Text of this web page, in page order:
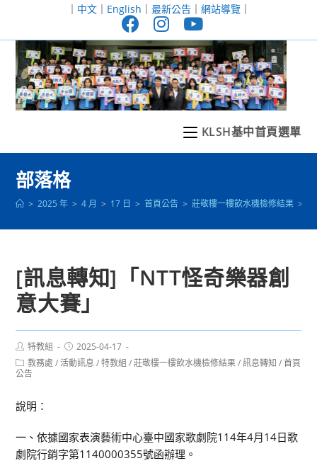
至
｜ 中文｜ English ｜ 最新公告｜ 網站導覽｜
KLSH基中首頁選單
部落格
> 2025 年 > 4 月 > 17 日 > 首頁公告 > 莊敬樓一樓飲水機檢修結果 >
[訊息轉知]「NTT怪奇樂器創
意大賽」
Post
author:
特教組
Post
published:
2025-04-17
Post
category:
教務處 / 活動訊息 / 特教組 / 莊敬樓一樓飲水機檢修結果 / 訊息轉知 / 首頁
公告
說明：
一、依據國家表演藝術中心臺中國家歌劇院114年4月14日歌
劇院行銷字第1140000355號函辦理。